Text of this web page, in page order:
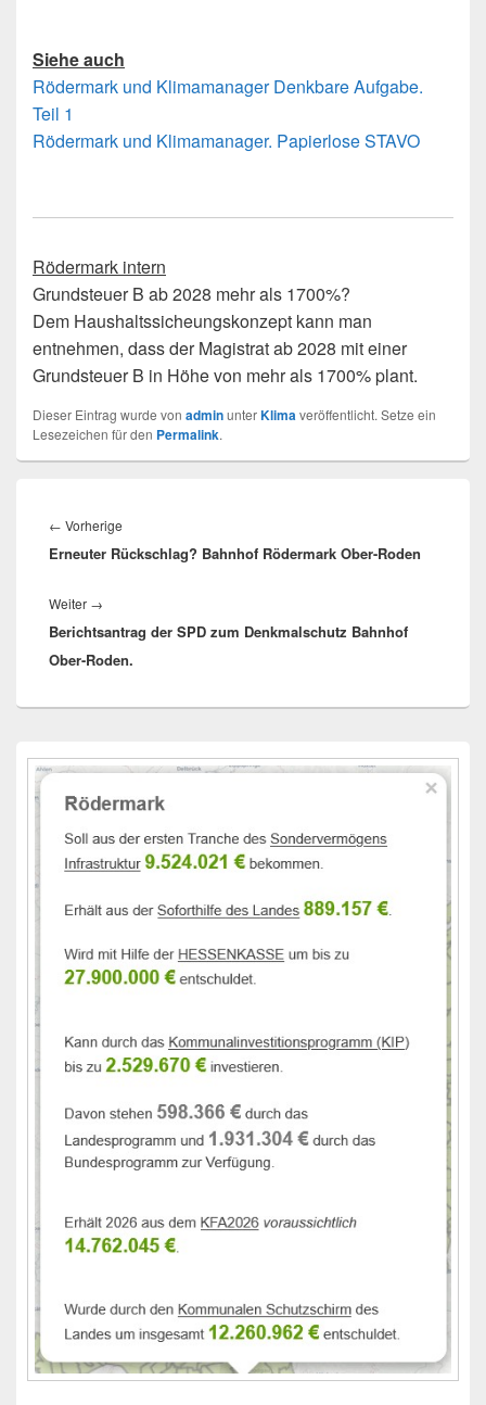
Siehe auch
Rödermark und Klimamanager Denkbare Aufgabe.
Teil 1
Rödermark und Klimamanager. Papierlose STAVO
Rödermark intern
Grundsteuer B ab 2028 mehr als 1700%?
Dem Haushaltssicheungskonzept kann man
entnehmen, dass der Magistrat ab 2028 mit einer
Grundsteuer B in Höhe von mehr als 1700% plant.
Dieser Eintrag wurde von adminunterKlimaveröffentlicht. Setze ein
Lesezeichen für den Permalink.
← Vorherige
Beitrag:
Erneuter Rückschlag? Bahnhof Rödermark Ober-Roden
Weiter →
Beitrag:
Berichtsantrag der SPD zum Denkmalschutz Bahnhof
Ober-Roden.
Seitenleisten-
Widgetbereich